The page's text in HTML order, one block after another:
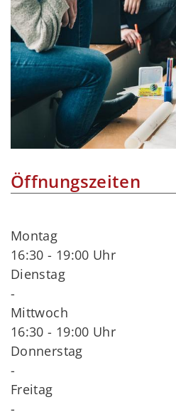
Öffnungszeiten
Montag
16:30 - 19:00 Uhr
Dienstag
-
Mittwoch
16:30 - 19:00 Uhr
Donnerstag
-
Freitag
-